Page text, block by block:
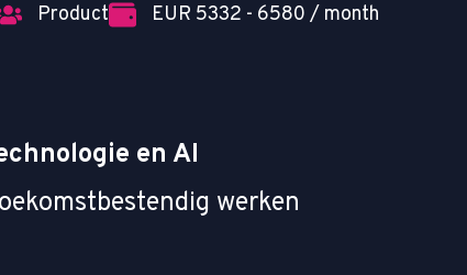
Product EUR 5332 - 6580 / month
en AI
werken